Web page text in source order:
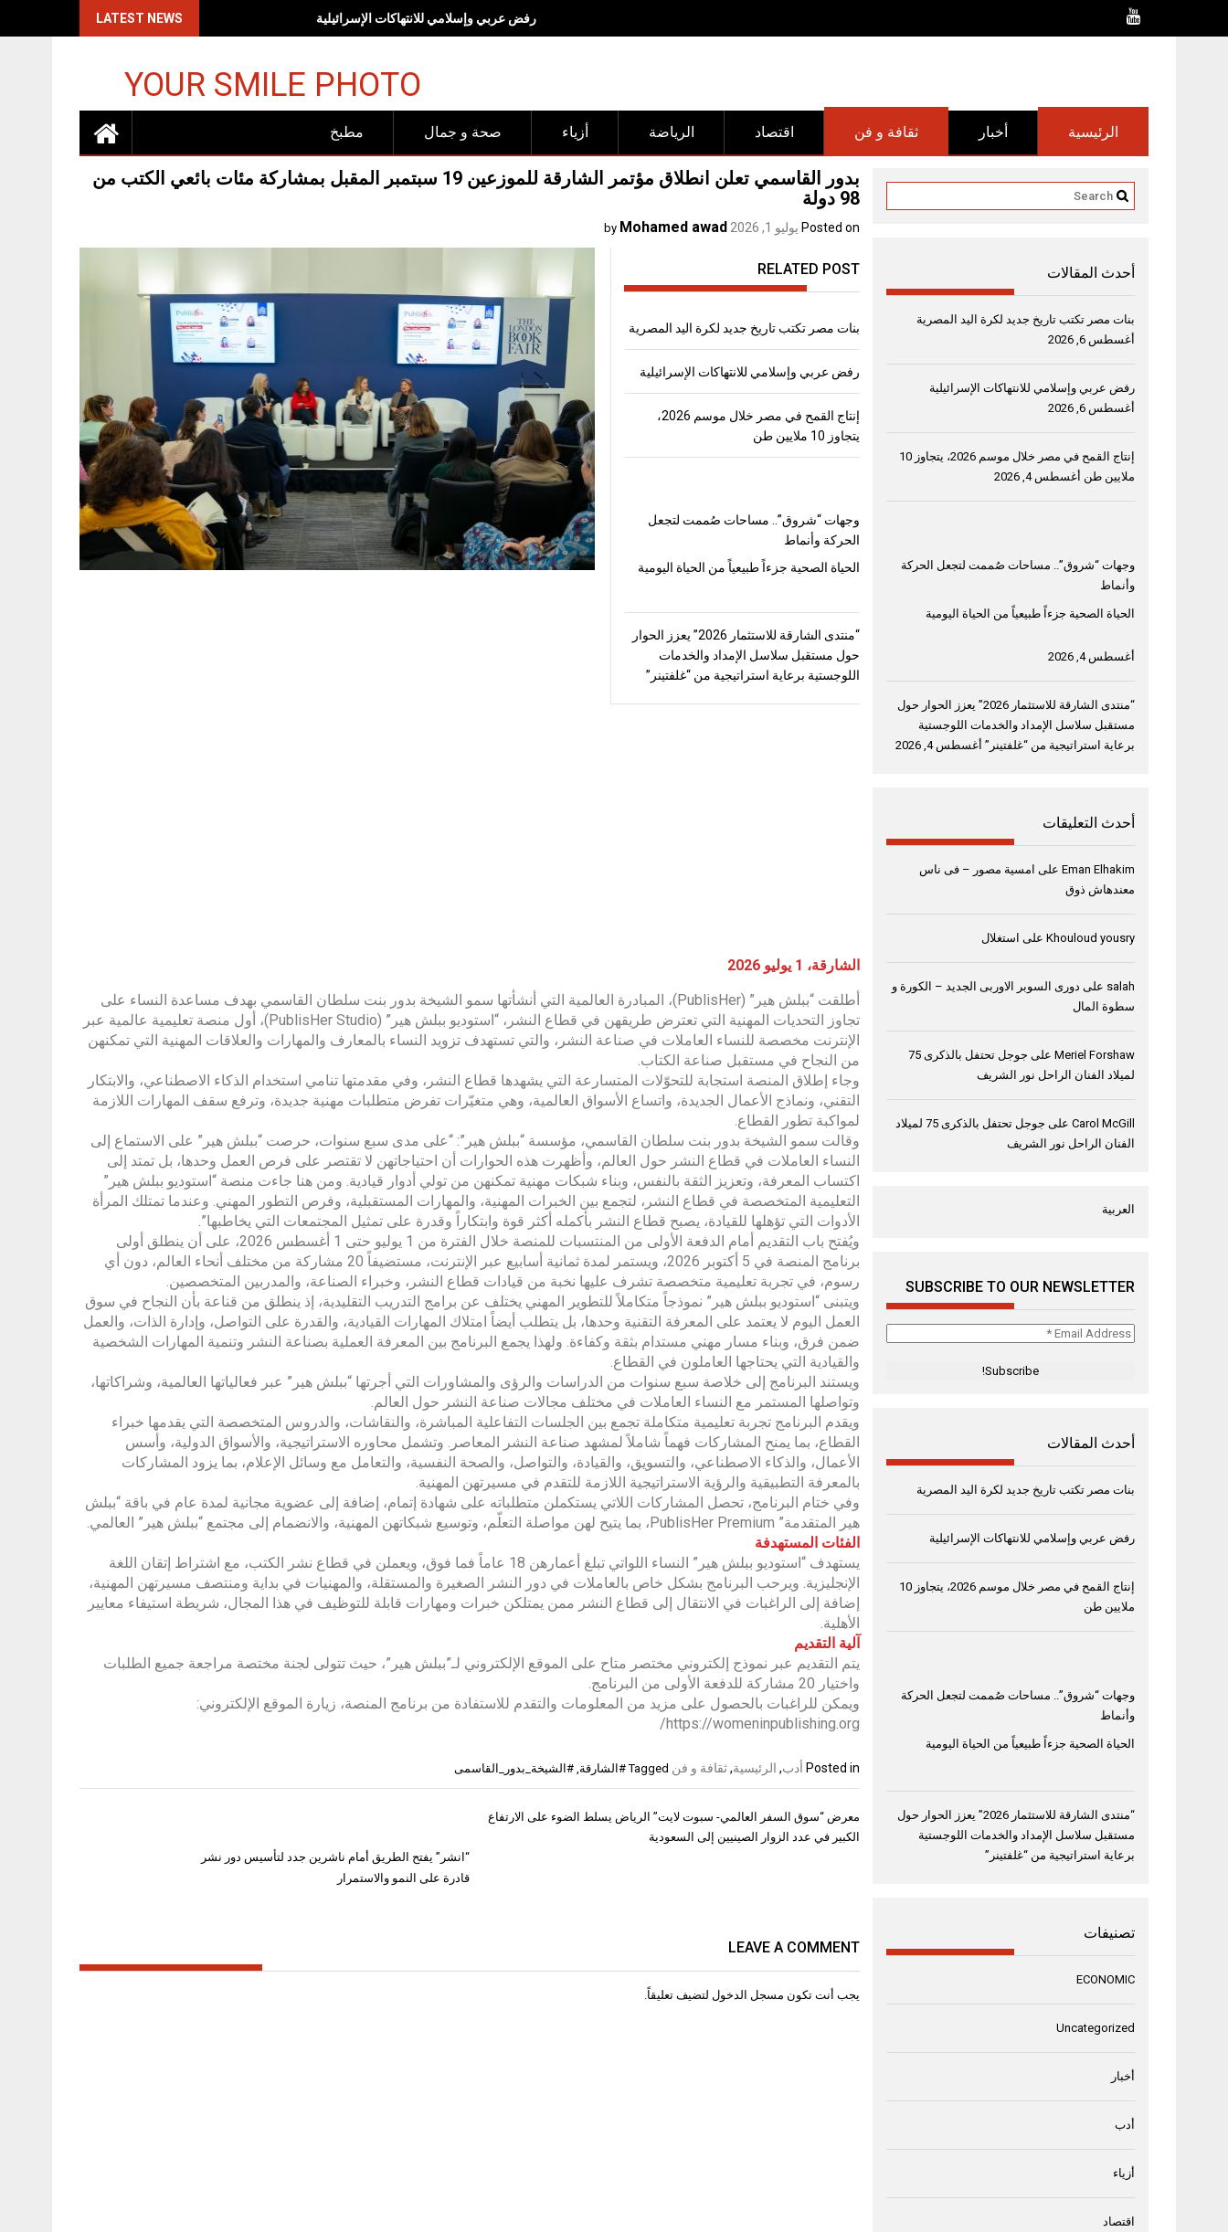
LATEST NEWS رفض عربي وإسلامي للانتهاكات الإسرائيلية
YOUR SMILE PHOTO
مطبخ صحة و جمال أزياء الرياضة اقتصاد ثقافة و فن أخبار الرئيسية
بدور القاسمي تعلن انطلاق مؤتمر الشارقة للموزعين 19 سبتمبر المقبل بمشاركة مئات بائعي الكتب من
98 دولة
Posted on يوليو 1, 2026 by
Mohamed awad
RELATED POST
بنات مصر تكتب تاريخ جديد لكرة اليد المصرية
رفض عربي وإسلامي للانتهاكات الإسرائيلية
إنتاج القمح في مصر خلال موسم 2026،
يتجاوز 10 ملايين طن
وجهات “شروق”.. مساحات صُممت لتجعل
الحركة وأنماط
الحياة الصحية جزءاً طبيعياً من الحياة اليومية
“منتدى الشارقة للاستثمار 2026” يعزز الحوار
حول مستقبل سلاسل الإمداد والخدمات
اللوجستية برعاية استراتيجية من “غلفتينر”
الشارقة، 1 يوليو 2026
أطلقت “ببلش هير” (PublisHer)، المبادرة العالمية التي أنشأتها سمو الشيخة بدور بنت سلطان القاسمي بهدف مساعدة النساء على
تجاوز التحديات المهنية التي تعترض طريقهن في قطاع النشر، “استوديو ببلش هير” (PublisHer Studio)، أول منصة تعليمية عالمية عبر
الإنترنت مخصصة للنساء العاملات في صناعة النشر، والتي تستهدف تزويد النساء بالمعارف والمهارات والعلاقات المهنية التي تمكنهن
من النجاح في مستقبل صناعة الكتاب.
وجاء إطلاق المنصة استجابة للتحوّلات المتسارعة التي يشهدها قطاع النشر، وفي مقدمتها تنامي استخدام الذكاء الاصطناعي، والابتكار
التقني، ونماذج الأعمال الجديدة، واتساع الأسواق العالمية، وهي متغيّرات تفرض متطلبات مهنية جديدة، وترفع سقف المهارات اللازمة
لمواكبة تطور القطاع.
وقالت سمو الشيخة بدور بنت سلطان القاسمي، مؤسسة “ببلش هير”: “على مدى سبع سنوات، حرصت “ببلش هير” على الاستماع إلى
النساء العاملات في قطاع النشر حول العالم، وأظهرت هذه الحوارات أن احتياجاتهن لا تقتصر على فرص العمل وحدها، بل تمتد إلى
اكتساب المعرفة، وتعزيز الثقة بالنفس، وبناء شبكات مهنية تمكنهن من تولي أدوار قيادية. ومن هنا جاءت منصة “استوديو ببلش هير”
التعليمية المتخصصة في قطاع النشر، لتجمع بين الخبرات المهنية، والمهارات المستقبلية، وفرص التطور المهني. وعندما تمتلك المرأة
الأدوات التي تؤهلها للقيادة، يصبح قطاع النشر بأكمله أكثر قوة وابتكاراً وقدرة على تمثيل المجتمعات التي يخاطبها”.
ويُفتح باب التقديم أمام الدفعة الأولى من المنتسبات للمنصة خلال الفترة من 1 يوليو حتى 1 أغسطس 2026، على أن ينطلق أولى
برنامج المنصة في 5 أكتوبر 2026، ويستمر لمدة ثمانية أسابيع عبر الإنترنت، مستضيفاً 20 مشاركة من مختلف أنحاء العالم، دون أي
رسوم، في تجربة تعليمية متخصصة تشرف عليها نخبة من قيادات قطاع النشر، وخبراء الصناعة، والمدربين المتخصصين.
ويتبنى “استوديو ببلش هير” نموذجاً متكاملاً للتطوير المهني يختلف عن برامج التدريب التقليدية، إذ ينطلق من قناعة بأن النجاح في سوق
العمل اليوم لا يعتمد على المعرفة التقنية وحدها، بل يتطلب أيضاً امتلاك المهارات القيادية، والقدرة على التواصل، وإدارة الذات، والعمل
ضمن فرق، وبناء مسار مهني مستدام بثقة وكفاءة. ولهذا يجمع البرنامج بين المعرفة العملية بصناعة النشر وتنمية المهارات الشخصية
والقيادية التي يحتاجها العاملون في القطاع.
ويستند البرنامج إلى خلاصة سبع سنوات من الدراسات والرؤى والمشاورات التي أجرتها “ببلش هير” عبر فعالياتها العالمية، وشراكاتها،
وتواصلها المستمر مع النساء العاملات في مختلف مجالات صناعة النشر حول العالم.
ويقدم البرنامج تجربة تعليمية متكاملة تجمع بين الجلسات التفاعلية المباشرة، والنقاشات، والدروس المتخصصة التي يقدمها خبراء
القطاع، بما يمنح المشاركات فهماً شاملاً لمشهد صناعة النشر المعاصر. وتشمل محاوره الاستراتيجية، والأسواق الدولية، وأسس
الأعمال، والذكاء الاصطناعي، والتسويق، والقيادة، والتواصل، والصحة النفسية، والتعامل مع وسائل الإعلام، بما يزود المشاركات
بالمعرفة التطبيقية والرؤية الاستراتيجية اللازمة للتقدم في مسيرتهن المهنية.
وفي ختام البرنامج، تحصل المشاركات اللاتي يستكملن متطلباته على شهادة إتمام، إضافة إلى عضوية مجانية لمدة عام في باقة “ببلش
هير المتقدمة” PublisHer Premium، بما يتيح لهن مواصلة التعلّم، وتوسيع شبكاتهن المهنية، والانضمام إلى مجتمع “ببلش هير” العالمي.
الفئات المستهدفة
يستهدف “استوديو ببلش هير” النساء اللواتي تبلغ أعمارهن 18 عاماً فما فوق، ويعملن في قطاع نشر الكتب، مع اشتراط إتقان اللغة
الإنجليزية. ويرحب البرنامج بشكل خاص بالعاملات في دور النشر الصغيرة والمستقلة، والمهنيات في بداية ومنتصف مسيرتهن المهنية،
إضافة إلى الراغبات في الانتقال إلى قطاع النشر ممن يمتلكن خبرات ومهارات قابلة للتوظيف في هذا المجال، شريطة استيفاء معايير
الأهلية.
آلية التقديم
يتم التقديم عبر نموذج إلكتروني مختصر متاح على الموقع الإلكتروني لـ”ببلش هير”، حيث تتولى لجنة مختصة مراجعة جميع الطلبات
واختيار 20 مشاركة للدفعة الأولى من البرنامج.
ويمكن للراغبات بالحصول على مزيد من المعلومات والتقدم للاستفادة من برنامج المنصة، زيارة الموقع الإلكتروني:
https://womeninpublishing.org/
Posted in أدب, الرئيسية,ثقافة و فن Tagged #الشارقة, #الشيخة_بدور_القاسمى
تصفّح
المقالات
“انشر” يفتح الطريق أمام ناشرين جدد لتأسيس دور نشر
قادرة على النمو والاستمرار
معرض “سوق السفر العالمي- سبوت لايت” الرياض يسلط الضوء على الارتفاع
الكبير في عدد الزوار الصينيين إلى السعودية
LEAVE A COMMENT
يجب أنت تكون مسجل الدخول لتضيف تعليقاً.
أحدث المقالات
بنات مصر تكتب تاريخ جديد لكرة اليد المصرية
أغسطس 6, 2026
رفض عربي وإسلامي للانتهاكات الإسرائيلية
أغسطس 6, 2026
إنتاج القمح في مصر خلال موسم 2026، يتجاوز 10
ملايين طن أغسطس 4, 2026
وجهات “شروق”.. مساحات صُممت لتجعل الحركة
وأنماط
الحياة الصحية جزءاً طبيعياً من الحياة اليومية
أغسطس 4, 2026
“منتدى الشارقة للاستثمار 2026” يعزز الحوار حول
مستقبل سلاسل الإمداد والخدمات اللوجستية
برعاية استراتيجية من “غلفتينر” أغسطس 4, 2026
أحدث التعليقات
Eman Elhakim على امسية مصور – فى ناس
معندهاش ذوق
Khouloud yousry على استغلال
salah على دورى السوبر الاوربى الجديد – الكورة و
سطوة المال
Meriel Forshaw على
جوجل تحتفل بالذكرى 75
لميلاد الفنان الراحل نور الشريف
Carol McGill على
جوجل تحتفل بالذكرى 75 لميلاد
الفنان الراحل نور الشريف
العربية
SUBSCRIBE TO OUR NEWSLETTER
Email
أحدث المقالات
بنات مصر تكتب تاريخ جديد لكرة اليد المصرية
رفض عربي وإسلامي للانتهاكات الإسرائيلية
إنتاج القمح في مصر خلال موسم 2026، يتجاوز 10
ملايين طن
وجهات “شروق”.. مساحات صُممت لتجعل الحركة
وأنماط
الحياة الصحية جزءاً طبيعياً من الحياة اليومية
“منتدى الشارقة للاستثمار 2026” يعزز الحوار حول
مستقبل سلاسل الإمداد والخدمات اللوجستية
برعاية استراتيجية من “غلفتينر”
تصنيفات
ECONOMIC
Uncategorized
أخبار
أدب
أزياء
اقتصاد